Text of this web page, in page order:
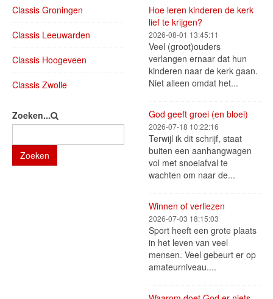
Classis Groningen
Classis Leeuwarden
Classis Hoogeveen
Classis Zwolle
Zoeken...
Zoeken
Hoe leren kinderen de kerk
lief te krijgen?
2026-08-01 13:45:11
Veel (groot)ouders
verlangen ernaar dat hun
kinderen naar de kerk gaan.
Niet alleen omdat het...
God geeft groei (en bloei)
2026-07-18 10:22:16
Terwijl ik dit schrijf, staat
buiten een aanhangwagen
vol met snoeiafval te
wachten om naar de...
Winnen of verliezen
2026-07-03 18:15:03
Sport heeft een grote plaats
in het leven van veel
mensen. Veel gebeurt er op
amateurniveau....